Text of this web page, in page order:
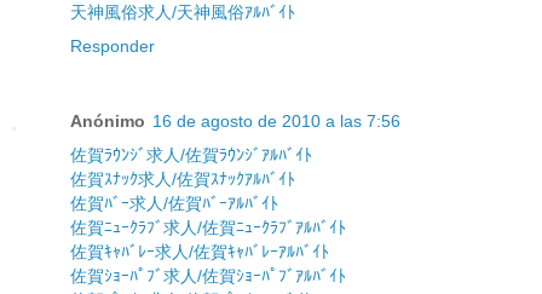
天神風俗求人/天神風俗ｱﾙﾊﾞｲﾄ
Responder
Anónimo 16 de agosto de 2010 a las 7:56
佐賀ﾗｳﾝｼﾞ求人/佐賀ﾗｳﾝｼﾞｱﾙﾊﾞｲﾄ
佐賀ｽﾅｯｸ求人/佐賀ｽﾅｯｸｱﾙﾊﾞｲﾄ
佐賀ﾊﾞｰ求人/佐賀ﾊﾞｰｱﾙﾊﾞｲﾄ
佐賀ﾆｭｰｸﾗﾌﾞ求人/佐賀ﾆｭｰｸﾗﾌﾞｱﾙﾊﾞｲﾄ
佐賀ｷｬﾊﾞﾚｰ求人/佐賀ｷｬﾊﾞﾚｰｱﾙﾊﾞｲﾄ
佐賀ｼｮｰﾊﾟﾌﾞ求人/佐賀ｼｮｰﾊﾟﾌﾞｱﾙﾊﾞｲﾄ